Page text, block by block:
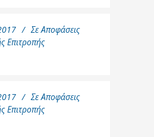
Σε Αποφάσεις
Επιτροπής
Σε Αποφάσεις
Επιτροπής